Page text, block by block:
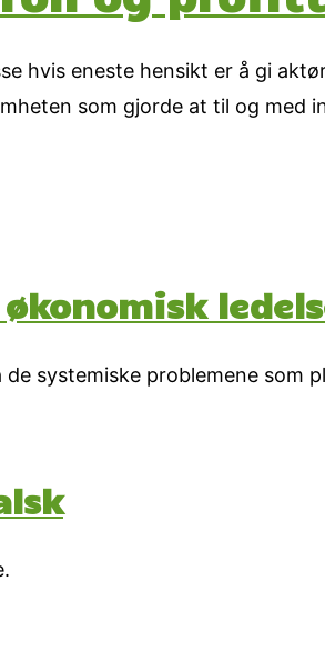
hvis eneste hensikt er å gi
som gjorde at til og med
systemiske problemene som